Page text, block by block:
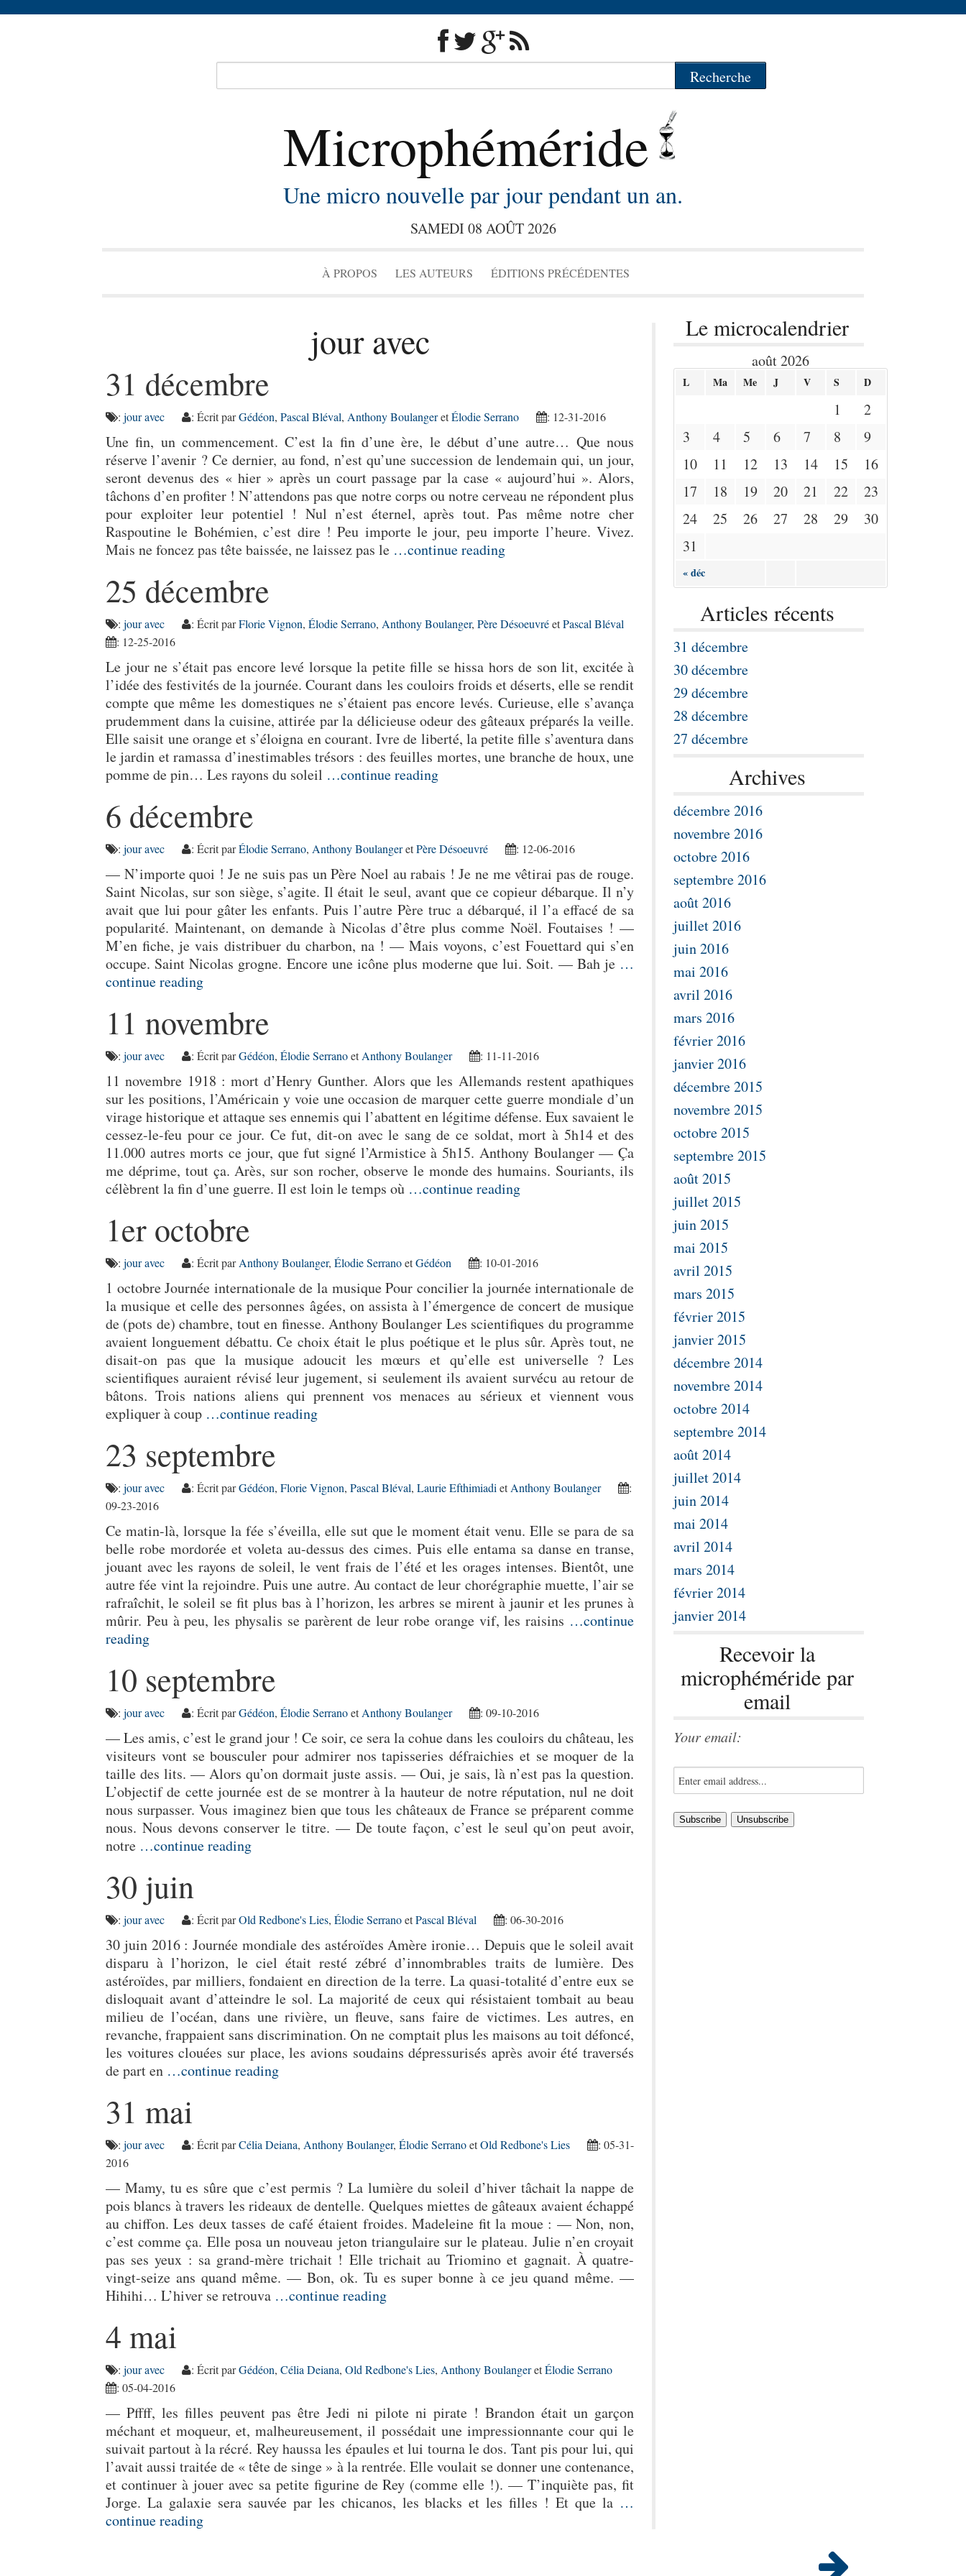
Microphéméride
Une micro nouvelle par jour pendant un an.
SAMEDI 08 AOÛT 2026
À PROPOS LES AUTEURS ÉDITIONS PRÉCÉDENTES
jour avec
31 décembre
: jour avec : Écrit parGédéon, Pascal Bléval, Anthony BoulangeretÉlodie Serrano : 12-31-2016
Une fin, un commencement. C’est la fin d’une ère, le début d’une autre… Que nous
réserve l’avenir ? Ce dernier, au fond, n’est qu’une succession de lendemain qui, un jour,
seront devenus des « hier » après un court passage par la case « aujourd’hui ». Alors,
tâchons d’en profiter ! N’attendons pas que notre corps ou notre cerveau ne répondent plus
pour exploiter leur potentiel ! Nul n’est éternel, après tout. Pas même notre cher
Raspoutine le Bohémien, c’est dire ! Peu importe le jour, peu importe l’heure. Vivez.
Mais ne foncez pas tête baissée, ne laissez pas le …continue reading
25 décembre
: jour avec : Écrit parFlorie Vignon, Élodie Serrano, Anthony Boulanger, Père DésoeuvréetPascal Bléval
: 12-25-2016
Le jour ne s’était pas encore levé lorsque la petite fille se hissa hors de son lit, excitée à
l’idée des festivités de la journée. Courant dans les couloirs froids et déserts, elle se rendit
compte que même les domestiques ne s’étaient pas encore levés. Curieuse, elle s’avança
prudemment dans la cuisine, attirée par la délicieuse odeur des gâteaux préparés la veille.
Elle saisit une orange et s’éloigna en courant. Ivre de liberté, la petite fille s’aventura dans
le jardin et ramassa d’inestimables trésors : des feuilles mortes, une branche de houx, une
pomme de pin… Les rayons du soleil …continue reading
6 décembre
: jour avec : Écrit parÉlodie Serrano, Anthony BoulangeretPère Désoeuvré : 12-06-2016
— N’importe quoi ! Je ne suis pas un Père Noel au rabais ! Je ne me vêtirai pas de rouge.
Saint Nicolas, sur son siège, s’agite. Il était le seul, avant que ce copieur débarque. Il n’y
avait que lui pour gâter les enfants. Puis l’autre Père truc a débarqué, il l’a effacé de sa
popularité. Maintenant, on demande à Nicolas d’être plus comme Noël. Foutaises ! —
M’en fiche, je vais distribuer du charbon, na ! — Mais voyons, c’est Fouettard qui s’en
occupe. Saint Nicolas grogne. Encore une icône plus moderne que lui. Soit. — Bah je …
continue reading
11 novembre
: jour avec : Écrit parGédéon, Élodie SerranoetAnthony Boulanger : 11-11-2016
11 novembre 1918 : mort d’Henry Gunther. Alors que les Allemands restent apathiques
sur les positions, l’Américain y voie une occasion de marquer cette guerre mondiale d’un
virage historique et attaque ses ennemis qui l’abattent en légitime défense. Eux savaient le
cessez-le-feu pour ce jour. Ce fut, dit-on avec le sang de ce soldat, mort à 5h14 et des
11.000 autres morts ce jour, que fut signé l’Armistice à 5h15. Anthony Boulanger — Ça
me déprime, tout ça. Arès, sur son rocher, observe le monde des humains. Souriants, ils
célèbrent la fin d’une guerre. Il est loin le temps où …continue reading
1er octobre
: jour avec : Écrit parAnthony Boulanger, Élodie SerranoetGédéon : 10-01-2016
1 octobre Journée internationale de la musique Pour concilier la journée internationale de
la musique et celle des personnes âgées, on assista à l’émergence de concert de musique
de (pots de) chambre, tout en finesse. Anthony Boulanger Les scientifiques du programme
avaient longuement débattu. Ce choix était le plus poétique et le plus sûr. Après tout, ne
disait-on pas que la musique adoucit les mœurs et qu’elle est universelle ? Les
scientifiques auraient révisé leur jugement, si seulement ils avaient survécu au retour de
bâtons. Trois nations aliens qui prennent vos menaces au sérieux et viennent vous
expliquer à coup …continue reading
23 septembre
: jour avec : Écrit parGédéon, Florie Vignon, Pascal Bléval, Laurie Efthimiadi etAnthony Boulanger
:
09-23-2016
Ce matin-là, lorsque la fée s’éveilla, elle sut que le moment était venu. Elle se para de sa
belle robe mordorée et voleta au-dessus des cimes. Puis elle entama sa danse en transe,
jouant avec les rayons de soleil, le vent frais de l’été et les orages intenses. Bientôt, une
autre fée vint la rejoindre. Puis une autre. Au contact de leur chorégraphie muette, l’air se
rafraîchit, le soleil se fit plus bas à l’horizon, les arbres se mirent à jaunir et les prunes à
mûrir. Peu à peu, les physalis se parèrent de leur robe orange vif, les raisins …continue
reading
10 septembre
: jour avec : Écrit parGédéon, Élodie SerranoetAnthony Boulanger : 09-10-2016
— Les amis, c’est le grand jour ! Ce soir, ce sera la cohue dans les couloirs du château, les
visiteurs vont se bousculer pour admirer nos tapisseries défraichies et se moquer de la
taille des lits. — Alors qu’on dormait juste assis. — Oui, je sais, là n’est pas la question.
L’objectif de cette journée est de se montrer à la hauteur de notre réputation, nul ne doit
nous surpasser. Vous imaginez bien que tous les châteaux de France se préparent comme
nous. Nous devons conserver le titre. — De toute façon, c’est le seul qu’on peut avoir,
notre …continue reading
30 juin
: jour avec : Écrit parOld Redbone's Lies, Élodie SerranoetPascal Bléval : 06-30-2016
30 juin 2016 : Journée mondiale des astéroïdes Amère ironie… Depuis que le soleil avait
disparu à l’horizon, le ciel était resté zébré d’innombrables traits de lumière. Des
astéroïdes, par milliers, fondaient en direction de la terre. La quasi-totalité d’entre eux se
disloquait avant d’atteindre le sol. La majorité de ceux qui résistaient tombait au beau
milieu de l’océan, dans une rivière, un fleuve, sans faire de victimes. Les autres, en
revanche, frappaient sans discrimination. On ne comptait plus les maisons au toit défoncé,
les voitures clouées sur place, les avions soudains dépressurisés après avoir été traversés
de part en …continue reading
31 mai
: jour avec : Écrit parCélia Deiana, Anthony Boulanger, Élodie SerranoetOld Redbone's Lies
: 05-31-
2016
— Mamy, tu es sûre que c’est permis ? La lumière du soleil d’hiver tâchait la nappe de
pois blancs à travers les rideaux de dentelle. Quelques miettes de gâteaux avaient échappé
au chiffon. Les deux tasses de café étaient froides. Madeleine fit la moue : — Non, non,
c’est comme ça. Elle posa un nouveau jeton triangulaire sur le plateau. Julie n’en croyait
pas ses yeux : sa grand-mère trichait ! Elle trichait au Triomino et gagnait. À quatre-
vingt-seize ans quand même. — Bon, ok. Tu es super bonne à ce jeu quand même. —
Hihihi… L’hiver se retrouva …continue reading
4 mai
: jour avec : Écrit parGédéon, Célia Deiana, Old Redbone's Lies, Anthony BoulangeretÉlodie Serrano
: 05-04-2016
— Pffff, les filles peuvent pas être Jedi ni pilote ni pirate ! Brandon était un garçon
méchant et moqueur, et, malheureusement, il possédait une impressionnante cour qui le
suivait partout à la récré. Rey haussa les épaules et lui tourna le dos. Tant pis pour lui, qui
l’avait aussi traitée de « tête de singe » à la rentrée. Elle voulait se donner une contenance,
et continuer à jouer avec sa petite figurine de Rey (comme elle !). — T’inquiète pas, fit
Jorge. La galaxie sera sauvée par les chicanos, les blacks et les filles ! Et que la …
continue reading
Le microcalendrier
août 2026
L Ma Me J V S D
« déc
1
2
3
4 5 6 7 8
9
10
11 12 13 14 15
16
17
18 19 20 21 22
23
24
25 26 27 28 29
30
31
Articles récents
31 décembre
30 décembre
29 décembre
28 décembre
27 décembre
Archives
décembre 2016
novembre 2016
octobre 2016
septembre 2016
août 2016
juillet 2016
juin 2016
mai 2016
avril 2016
mars 2016
février 2016
janvier 2016
décembre 2015
novembre 2015
octobre 2015
septembre 2015
août 2015
juillet 2015
juin 2015
mai 2015
avril 2015
mars 2015
février 2015
janvier 2015
décembre 2014
novembre 2014
octobre 2014
septembre 2014
août 2014
juillet 2014
juin 2014
mai 2014
avril 2014
mars 2014
février 2014
janvier 2014
Recevoir la
microphéméride par
email
Your email: